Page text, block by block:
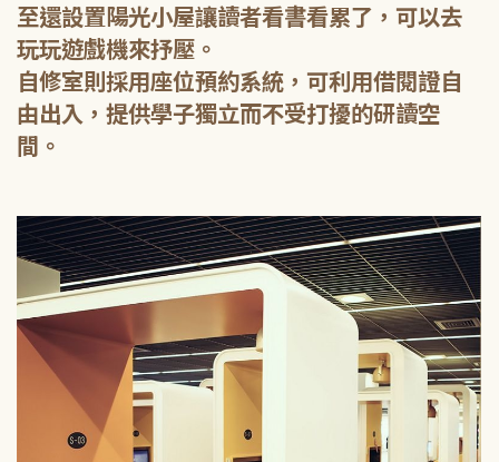
至還設置陽光小屋讓讀者看書看累了，可以去
玩玩遊戲機來抒壓。
自修室則採用座位預約系統，可利用借閱證自
由出入，提供學子獨立而不受打擾的研讀空
間。